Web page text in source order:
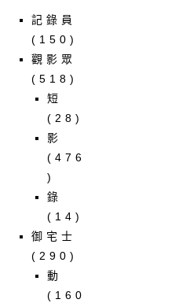
記錄員
(150)
觀影眾
(518)
短
(28)
影
(476
)
錄
(14)
御宅士
(290)
動
(160